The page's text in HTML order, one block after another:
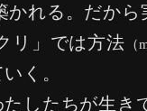
かれる。だから
リ」では方法 （
く。
したちが生き